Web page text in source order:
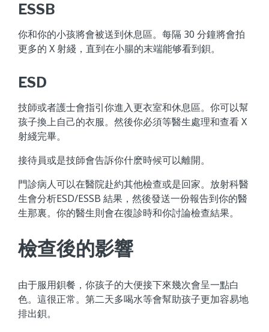
ESSB
你和你的小孩將會被送到休息區。每隔 30 分鐘將會拍
更多的 X 射綫，直到在小腸的末端能够看到鋇。
ESD
技師或者護士會指引你進入更衣室和休息區。你可以幫
孩子換上自己的衣服。然後你必須等醫生處理和查看 X
射綫完畢。
接待員或是技師會告訴你什麽時候可以離開。
門診病人可以在醫院赴約其他檢查或是回家。放射科醫
生會分析ESD/ESSB 結果，然後發送一份報告到你的醫
生那裏。你的醫生則會在復診時和你討論檢查結果。
檢查後的影響
由于服用鋇餐，你孩子的大便接下來幾次會呈一點白
色。這很正常。第二天多喝水等會幫助孩子更加容易地
排出鋇。